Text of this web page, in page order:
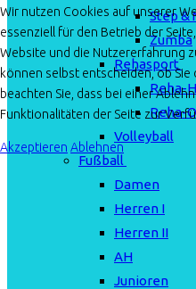
Step &
Zumba
Rehasport
Reha-
Reha-
Volleyball
Fußball
Damen
Herren I
Herren II
AH
Junioren
Wir nutzen Cookies auf unserer
essenziell für den Betrieb der
Website und die Nutzererfahrung
können selbst entscheiden, ob
beachten Sie, dass bei einer
Funktionalitäten der Seite zur
Akzeptieren Ablehnen